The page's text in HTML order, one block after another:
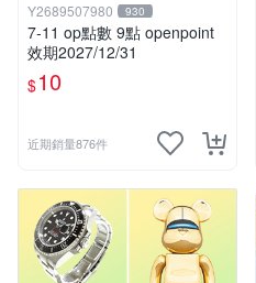
Y2689507980 930
7-11 op點數 9點 openpoint
效期2027/12/31
$10
近期銷量876件